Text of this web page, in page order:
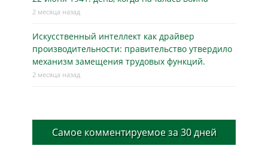
2 месяца назад
Искусственный интеллект как драйвер
производительности: правительство утвердило
механизм замещения трудовых функций.
2 месяца назад
Самое комментируемое за 30 дней